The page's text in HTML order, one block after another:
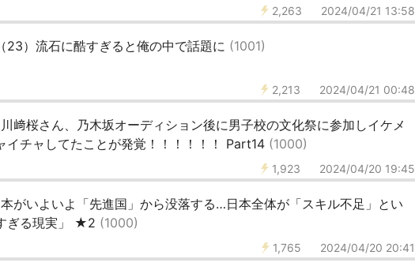
2,263 2024/04/21 13:58
23）流石に酷すぎると俺の中で話題に (1001)
2,213 2024/04/21 00:48
川﨑桜さん、乃木坂オーディション後に男子校の文化祭に参加しイケメ
イチャしてたことが発覚！！！！！！ Part14 (1000)
1,923 2024/04/20 19:45
本がいよいよ「先進国」から没落する…日本全体が「スキル不足」とい
ぎる現実」 ★2 (1000)
1,765 2024/04/20 20:41